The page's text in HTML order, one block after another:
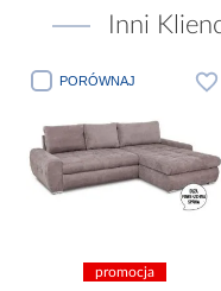
Inni
PORÓWNAJ
promocja